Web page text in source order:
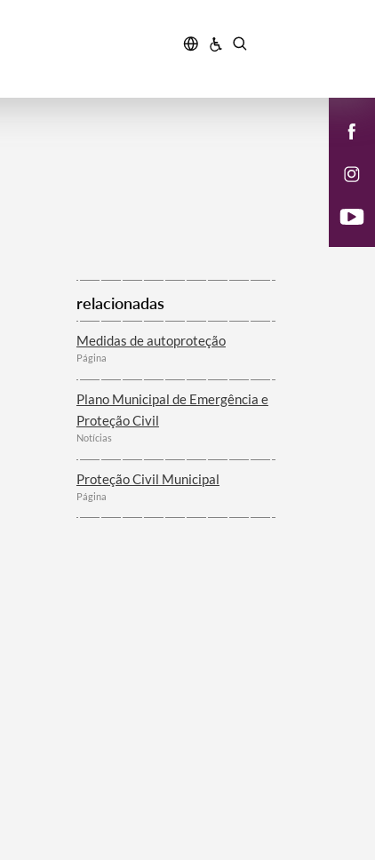
relacionadas
Medidas de autoproteção
Página
Plano Municipal de Emergência e
Proteção Civil
Notícias
Proteção Civil Municipal
Página